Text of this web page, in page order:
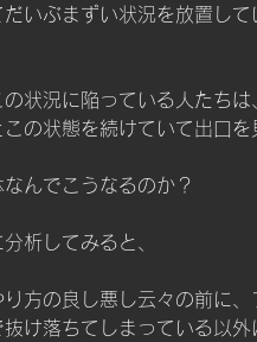
だいぶまずい状況を放置して
の状況に陥っている人たち
この状態を続けていて出口
んでこうなるのか？
析してみると、
り方の良し悪し云々の前に
抜け落ちてしまっている以外